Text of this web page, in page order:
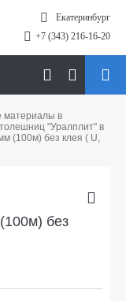
Екатеринбург
+7 (343) 216-16-20
материалы в
"Уралплит" в
(100м) без клея ( U,
без